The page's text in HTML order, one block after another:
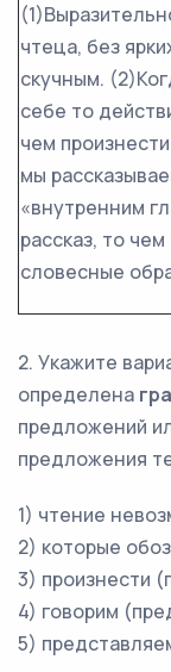
чтеца, без
скучным.
себе то
чем
мы
«внутренним
рассказ, то
словесные
2. Укажите
определена
предложений
предложения
1) чтение
2) которые
3) произнести
4) говорим
5)